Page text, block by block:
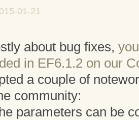
01-21
about bug fixes,
in EF6.1.2 on our
a couple of
community:
parameters can be